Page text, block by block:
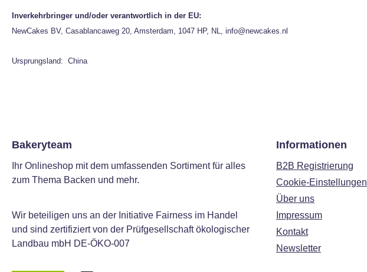
Inverkehrbringer und/oder verantwortlich in der EU:
NewCakes BV, Casablancaweg 20, Amsterdam, 1047 HP, NL, info@newcakes.nl
Ursprungsland: China
Bakeryteam
Ihr Onlineshop mit dem umfassenden Sortiment für alles
zum Thema Backen und mehr.
Wir beteiligen uns an der Initiative Fairness im Handel
und sind zertifiziert von der Prüfgesellschaft ökologischer
Landbau mbH DE-ÖKO-007
Informationen
B2B Registrierung
Cookie-Einstellungen
Über uns
Impressum
Kontakt
Newsletter